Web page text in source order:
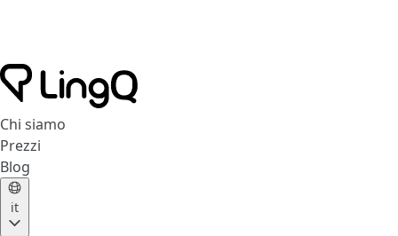
Chi siamo
Prezzi
Blog
it